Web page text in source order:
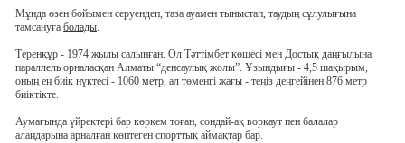
Мұнда өзен бойымен серуендеп, таза ауамен тыныстап, таудың сұлулығына
тамсануға болады.
Теренқұр - 1974 жылы салынған. Ол Тәттімбет көшесі мен Достық даңғылына
параллель орналасқан Алматы “денсаулық жолы”. Ұзындығы - 4,5 шақырым,
оның ең биік нүктесі - 1060 метр, ал төменгі жағы - теңіз деңгейінен 876 метр
биіктікте.
Аумағында үйректері бар көркем тоған, сондай-ақ воркаут пен балалар
алаңдарына арналған көптеген спорттық аймақтар бар.